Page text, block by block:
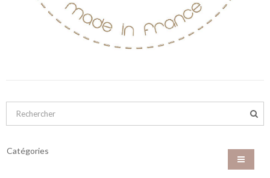
Catégories